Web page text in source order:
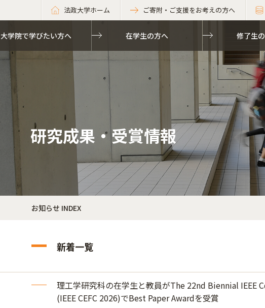
法政大学ホーム ご寄附・ご支援をお考えの方へ
大学院で学びたい方へ 在学生の方へ 修了生
研究成果・受賞情報
お知らせ INDEX
新着一覧
理工学研究科の在学生と教員がThe 22nd Biennial
(IEEE CEFC 2026)でBest Paper Awardを受賞